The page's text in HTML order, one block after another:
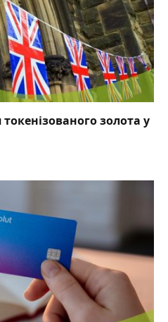
золота у